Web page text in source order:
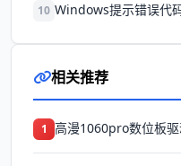
10 Windows提示错误代
相关推荐
1 高漫1060pro数位板